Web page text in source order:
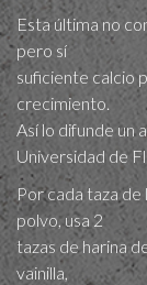
Esta última no
pero sí
suficiente calcio
crecimiento.
Así lo difunde un
Universidad de
Por cada taza
polvo, usa 2
tazas de harina
vainilla,